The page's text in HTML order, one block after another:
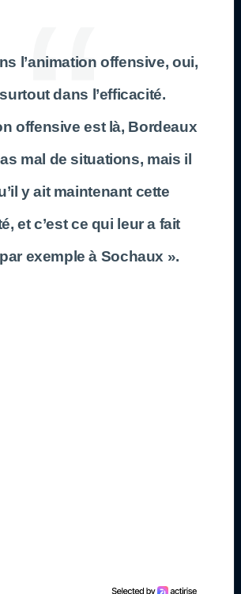
l’animation offensive, oui,
dans l’efficacité.
offensive est là, Bordeaux
mal de situations, mais il
y ait maintenant cette
et c’est ce qui leur a fait
exemple à Sochaux ».